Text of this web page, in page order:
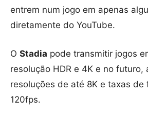
entrem num jogo em apenas
diretamente do YouTube.
O Stadia pode transmitir jogos
resolução HDR e 4K e no futuro,
resoluções de até 8K e taxas de
120fps.